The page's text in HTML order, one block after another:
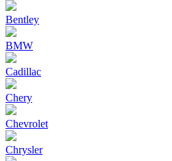
Bentley
BMW
Cadillac
Chery
Chevrolet
Chrysler